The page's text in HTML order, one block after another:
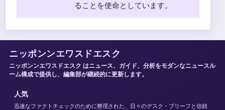
ることを使命としています。
ニッポンンエワスドエスク
ニッポンンエワスドエスク はニュース、ガイド、分析をモダンなニュースル
ーム構成で提供し、編集部が継続的に更新します。
人気
迅速なファクトチェックのために整理された、日々のデスク・ブリーフと信頼